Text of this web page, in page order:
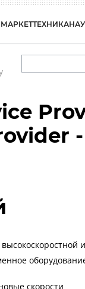
МАРКЕТТЕХНИКА
скорости